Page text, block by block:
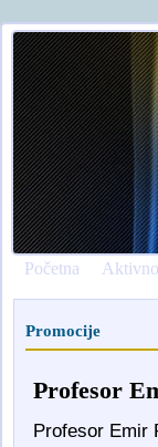
Početna
Promocije
Profesor
Profesor Emir